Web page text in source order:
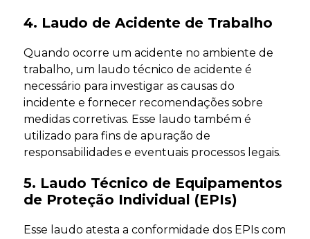
4. Laudo de Acidente de Trabalho
Quando ocorre um acidente no ambiente de
trabalho, um laudo técnico de acidente é
necessário para investigar as causas do
incidente e fornecer recomendações sobre
medidas corretivas. Esse laudo também é
utilizado para fins de apuração de
responsabilidades e eventuais processos legais.
5. Laudo Técnico de Equipamentos
de Proteção Individual (EPIs)
Esse laudo atesta a conformidade dos EPIs com